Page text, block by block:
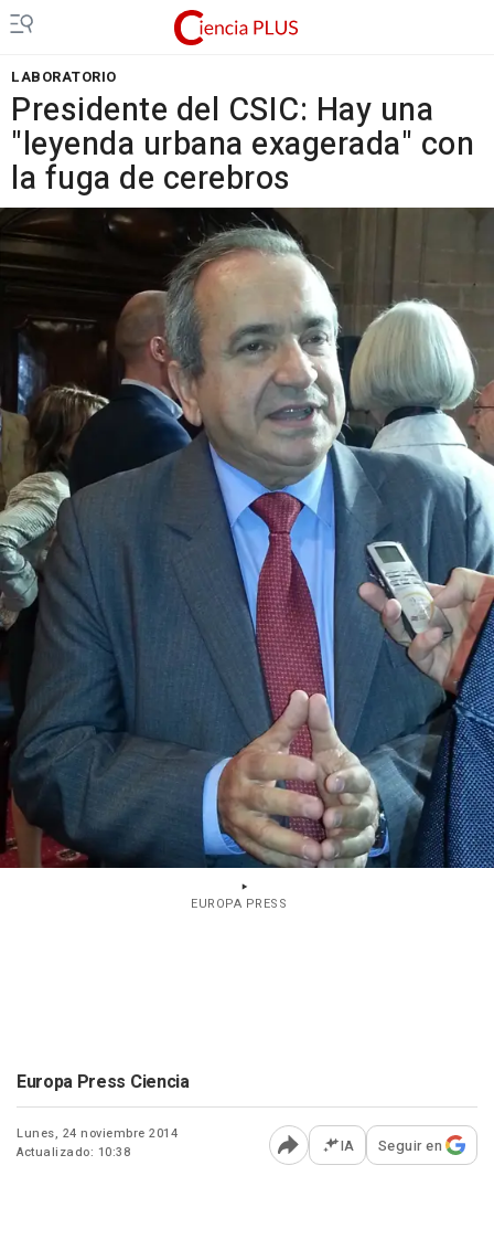
LABORATORIO
Presidente del CSIC: Hay una
"leyenda urbana exagerada" con
la fuga de cerebros
EUROPA PRESS
Europa Press Ciencia
Lunes, 24 noviembre 2014
Actualizado: 10:38
Abrir opciones para
IA Seguir en